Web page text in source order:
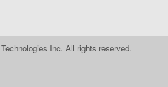
Inc. All rights reserved.